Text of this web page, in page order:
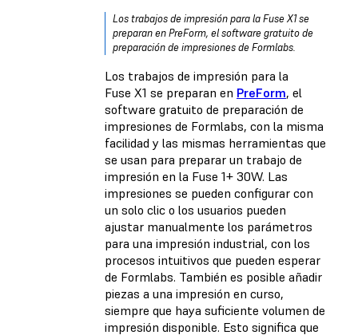
Los trabajos de impresión para la Fuse X1 se
preparan en PreForm, el software gratuito de
preparación de impresiones de Formlabs.
Los trabajos de impresión para la
Fuse X1 se preparan en PreForm, el
software gratuito de preparación de
impresiones de Formlabs, con la misma
facilidad y las mismas herramientas que
se usan para preparar un trabajo de
impresión en la Fuse 1+ 30W. Las
impresiones se pueden configurar con
un solo clic o los usuarios pueden
ajustar manualmente los parámetros
para una impresión industrial, con los
procesos intuitivos que pueden esperar
de Formlabs. También es posible añadir
piezas a una impresión en curso,
siempre que haya suficiente volumen de
impresión disponible. Esto significa que